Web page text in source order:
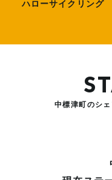
ハローサイクリング
中標津町のシ